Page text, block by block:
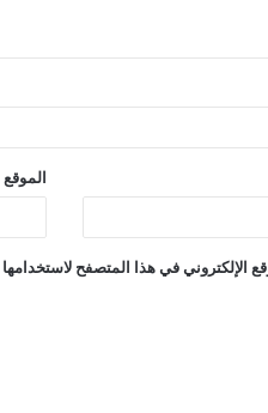
الإلكتروني في هذا المتصفح